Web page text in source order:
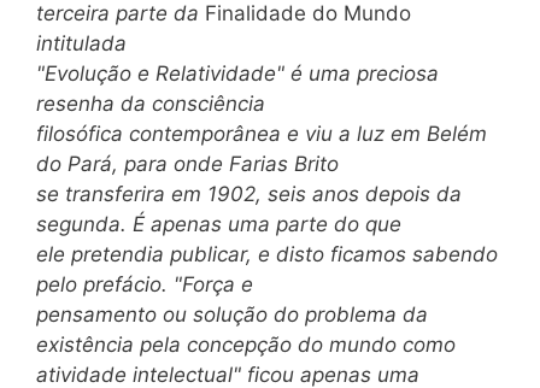
terceira parte da Finalidade do Mundo
intitulada
"Evolução e Relatividade" é uma preciosa
resenha da consciência
filosófica contemporânea e viu a luz em Belém
do Pará, para onde Farias Brito
se transferira em 1902, seis anos depois da
segunda. É apenas uma parte do que
ele pretendia publicar, e disto ficamos sabendo
pelo prefácio. "Força e
pensamento ou solução do problema da
existência pela concepção do mundo como
atividade intelectual" ficou apenas uma